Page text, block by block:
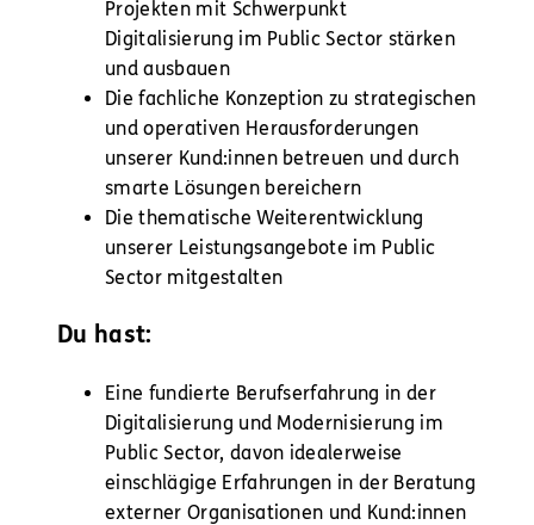
Projekten mit Schwerpunkt
Digitalisierung im Public Sector stärken
und ausbauen
Die fachliche Konzeption zu strategischen
und operativen Herausforderungen
unserer Kund:innen betreuen und durch
smarte Lösungen bereichern
Die thematische Weiterentwicklung
unserer Leistungsangebote im Public
Sector mitgestalten
Du hast:
Eine fundierte Berufserfahrung in der
Digitalisierung und Modernisierung im
Public Sector, davon idealerweise
einschlägige Erfahrungen in der Beratung
externer Organisationen und Kund:innen